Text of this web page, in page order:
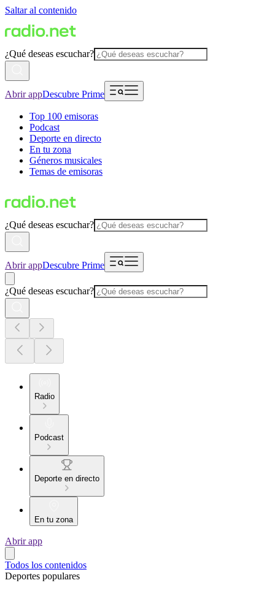
Saltar al contenido
¿Qué deseas escuchar?
Abrir appDescubre Prime
Top 100 emisoras
Podcast
Deporte en directo
En tu zona
Géneros musicales
Temas de emisoras
¿Qué deseas escuchar?
Abrir appDescubre Prime
¿Qué deseas escuchar?
Radio
Podcast
Deporte en directo
En tu zona
Abrir app
Todos los contenidos
Deportes populares